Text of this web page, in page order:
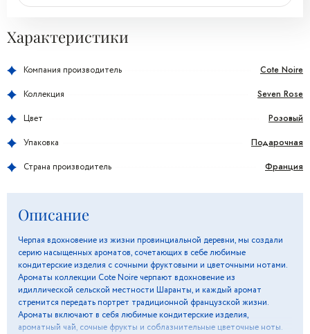
Характеристики
Компания производитель Cote Noire
Коллекция Seven Rose
Цвет Розовый
Упаковка Подарочная
Страна производитель Франция
Описание
Черпая вдохновение из жизни провинциальной деревни, мы создали
серию насыщенных ароматов, сочетающих в себе любимые
кондитерские изделия с сочными фруктовыми и цветочными нотами.
Ароматы коллекции Cote Noire черпают вдохновение из
идиллической сельской местности Шаранты, и каждый аромат
стремится передать портрет традиционной французской жизни.
Ароматы включают в себя любимые кондитерские изделия,
ароматный чай, сочные фрукты и соблазнительные цветочные ноты.